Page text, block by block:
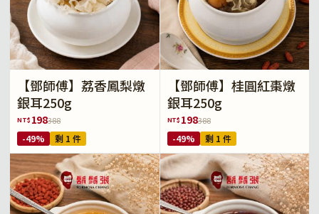
【鄧師傅】荔香鳳梨燉
銀耳250g
NT$ 198388
-49% 剩 1 件
【鄧師傅】桂圓紅棗燉
銀耳250g
NT$ 198388
-49% 剩 1 件